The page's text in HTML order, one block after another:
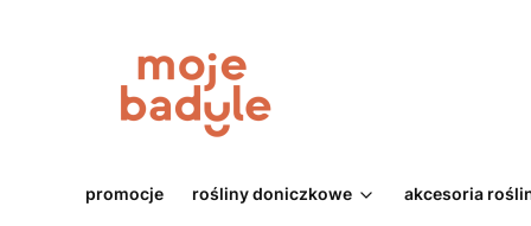
promocje rośliny doniczkowe akcesoria